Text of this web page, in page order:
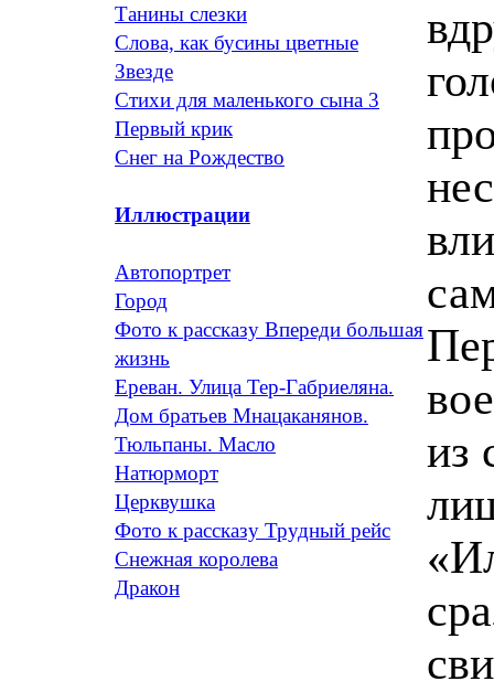
Танины слезки
Слова, как бусины цветные
Звезде
Стихи для маленького сына 3
Первый крик
Снег на Рождество
Иллюстрации
Автопортрет
Город
Фото к рассказу Впереди большая
жизнь
Ереван. Улица Тер-Габриеляна.
Дом братьев Мнацаканянов.
Тюльпаны. Масло
Натюрморт
Церквушка
Фото к рассказу Трудный рейс
Снежная королева
Дракон
из